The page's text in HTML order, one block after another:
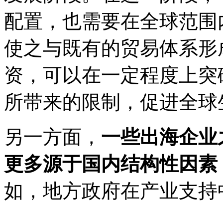
配置，也需要在全球范
使之与既有的贸易体系
资，可以在一定程度上
所带来的限制，促进全
另一方面， 一些出海企
更多源于国内结构性因
如，地方政府在产业支